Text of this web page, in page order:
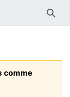
comme